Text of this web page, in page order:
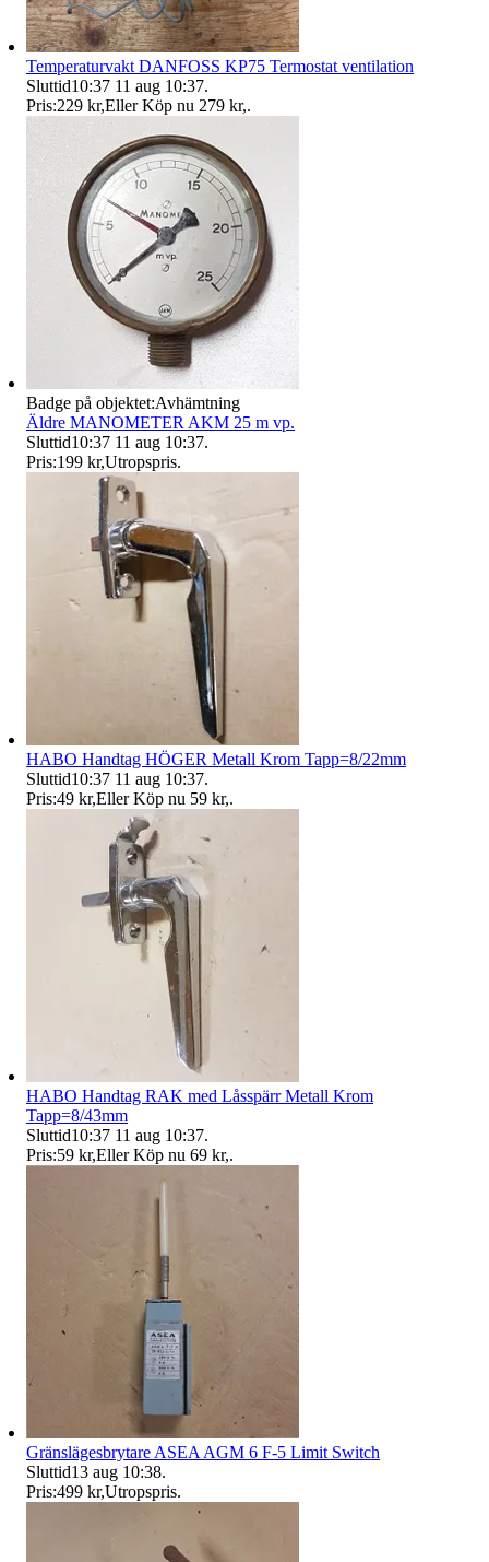
Temperaturvakt DANFOSS KP75 Termostat ventilation
Sluttid10:37 11 aug 10:37.
Pris:229 kr,Eller Köp nu 279 kr,.
Badge på objektet:Avhämtning
Äldre MANOMETER AKM 25 m vp.
Sluttid10:37 11 aug 10:37.
Pris:199 kr,Utropspris.
HABO Handtag HÖGER Metall Krom Tapp=8/22mm
Sluttid10:37 11 aug 10:37.
Pris:49 kr,Eller Köp nu 59 kr,.
HABO Handtag RAK med Låsspärr Metall Krom
Tapp=8/43mm
Sluttid10:37 11 aug 10:37.
Pris:59 kr,Eller Köp nu 69 kr,.
Gränslägesbrytare ASEA AGM 6 F-5 Limit Switch
Sluttid13 aug 10:38.
Pris:499 kr,Utropspris.